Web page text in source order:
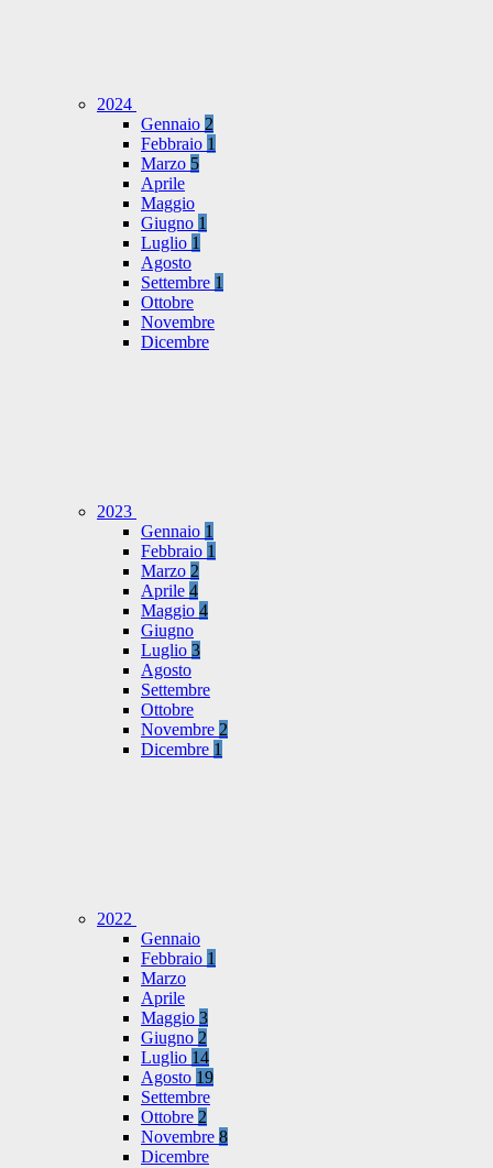
2024
Gennaio 2
Febbraio 1
Marzo 5
Aprile
Maggio
Giugno 1
Luglio 1
Agosto
Settembre 1
Ottobre
Novembre
Dicembre
2023
Gennaio 1
Febbraio 1
Marzo 2
Aprile 4
Maggio 4
Giugno
Luglio 3
Agosto
Settembre
Ottobre
Novembre 2
Dicembre 1
2022
Gennaio
Febbraio 1
Marzo
Aprile
Maggio 3
Giugno 2
Luglio 14
Agosto 19
Settembre
Ottobre 2
Novembre 8
Dicembre